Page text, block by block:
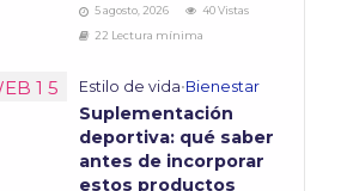
5 agosto, 2026
40 Vistas
22 Lectura mínima
Estilo de vida•Bienestar
Suplementación
deportiva: qué saber
antes de incorporar
estos productos